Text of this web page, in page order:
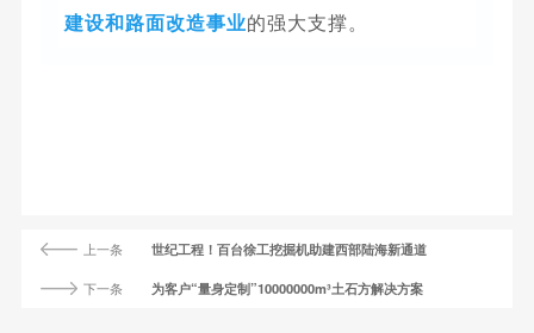
建设和路面改造事业的强大支撑。
上一条 世纪工程！百台徐工挖掘机助建西部陆海新通道
下一条 为客户“量身定制”10000000m³土石方解决方案